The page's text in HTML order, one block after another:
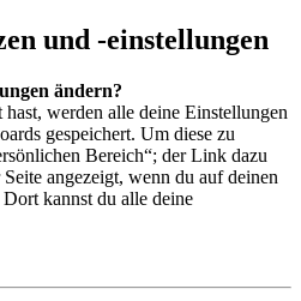
und -einstellungen
ändern?
werden alle deine Einstellungen
gespeichert. Um diese zu
Bereich“; der Link dazu
angezeigt, wenn du auf deinen
kannst du alle deine